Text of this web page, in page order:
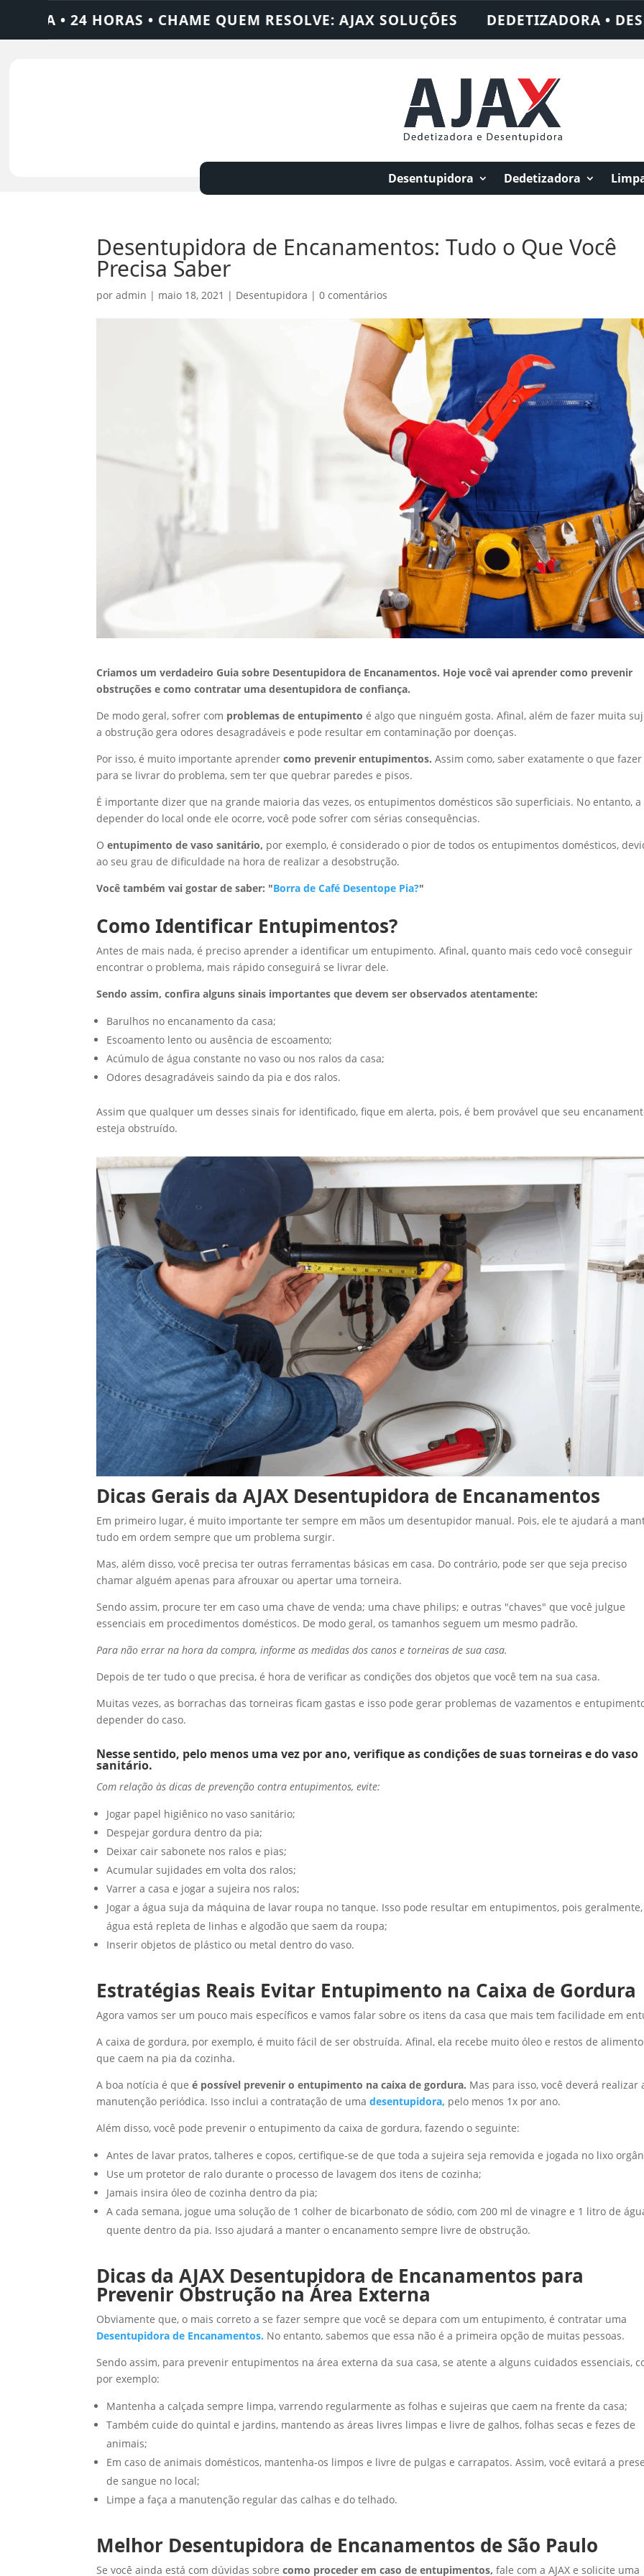
• CHAME QUEM RESOLVE: AJAX SOLUÇÕES DEDETIZADORA •
Desentupidora Dedetizadora
Desentupidora de Encanamentos: Tudo o Que Você
Precisa Saber
poradmin | maio 18, 2021 | Desentupidora |0 comentários
Criamos um verdadeiro Guia sobre Desentupidora de Encanamentos. Hoje você vai aprender como prevenir
obstruções e como contratar uma desentupidora de confiança.
De modo geral, sofrer com problemas de entupimento é algo que ninguém gosta. Afinal, além de fazer muita
a obstrução gera odores desagradáveis e pode resultar em contaminação por doenças.
Por isso, é muito importante aprendercomo prevenir entupimentos. Assim como, saber exatamente o que fazer
para se livrar do problema, sem ter que quebrar paredes e pisos.
É importante dizer que na grande maioria das vezes, os entupimentos domésticos são superficiais. No entanto, a
depender do local onde ele ocorre, você pode sofrer com sérias consequências.
Oentupimento de vaso sanitário, por exemplo, é considerado o pior de todos os entupimentos domésticos,
ao seu grau de dificuldade na hora de realizar a desobstrução.
Você também vai gostar de saber: "Borra de Café Desentope Pia?"
Como Identificar Entupimentos?
Antes de mais nada, é preciso aprender a identificar um entupimento. Afinal, quanto mais cedo você conseguir
encontrar o problema, mais rápido conseguirá se livrar dele.
Sendo assim, confira alguns sinais importantes que devem ser observados atentamente:
Barulhos no encanamento da casa;
Escoamento lento ou ausência de escoamento;
Acúmulo de água constante no vaso ou nos ralos da casa;
Odores desagradáveis saindo da pia e dos ralos.
Assim que qualquer um desses sinais for identificado, fique em alerta, pois, é bem provável que seu
esteja obstruído.
Dicas Gerais da AJAX Desentupidora de Encanamentos
Em primeiro lugar, é muito importante ter sempre em mãos um desentupidor manual. Pois, ele te ajudará a
tudo em ordem sempre que um problema surgir.
Mas, além disso, você precisa ter outras ferramentas básicas em casa. Do contrário, pode ser que seja preciso
chamar alguém apenas para afrouxar ou apertar uma torneira.
Sendo assim, procure ter em caso uma chave de venda; uma chave philips; e outras "chaves" que você julgue
essenciais em procedimentos domésticos. De modo geral, os tamanhos seguem um mesmo padrão.
Para não errar na hora da compra, informe as medidas dos canos e torneiras de sua casa.
Depois de ter tudo o que precisa, é hora de verificar as condições dos objetos que você tem na sua casa.
Muitas vezes, as borrachas das torneiras ficam gastas e isso pode gerar problemas de vazamentos e
depender do caso.
Nesse sentido, pelo menos uma vez por ano, verifique as condições de suas torneiras e do vaso
sanitário.
Com relação às dicas de prevenção contra entupimentos, evite:
Jogar papel higiênico no vaso sanitário;
Despejar gordura dentro da pia;
Deixar cair sabonete nos ralos e pias;
Acumular sujidades em volta dos ralos;
Varrer a casa e jogar a sujeira nos ralos;
Jogar a água suja da máquina de lavar roupa no tanque. Isso pode resultar em entupimentos, pois
água está repleta de linhas e algodão que saem da roupa;
Inserir objetos de plástico ou metal dentro do vaso.
Estratégias Reais Evitar Entupimento na Caixa de Gordura
Agora vamos ser um pouco mais específicos e vamos falar sobre os itens da casa que mais tem facilidade em
A caixa de gordura, por exemplo, é muito fácil de ser obstruída. Afinal, ela recebe muito óleo e restos de
que caem na pia da cozinha.
A boa notícia é que é possível prevenir o entupimento na caixa de gordura. Mas para isso, você deverá realizar
manutenção periódica. Isso inclui a contratação de umadesentupidora, pelo menos 1x por ano.
Além disso, você pode prevenir o entupimento da caixa de gordura, fazendo o seguinte:
Antes de lavar pratos, talheres e copos, certifique-se de que toda a sujeira seja removida e jogada no lixo
Use um protetor de ralo durante o processo de lavagem dos itens de cozinha;
Jamais insira óleo de cozinha dentro da pia;
A cada semana, jogue uma solução de 1 colher de bicarbonato de sódio, com 200 ml de vinagre e 1 litro de
quente dentro da pia. Isso ajudará a manter o encanamento sempre livre de obstrução.
Dicas da AJAX Desentupidora de Encanamentos para
Prevenir Obstrução na Área Externa
Obviamente que, o mais correto a se fazer sempre que você se depara com um entupimento, é contratar uma
Desentupidora de Encanamentos. No entanto, sabemos que essa não é a primeira opção de muitas pessoas.
Sendo assim, para prevenir entupimentos na área externa da sua casa, se atente a alguns cuidados essenciais,
por exemplo:
Mantenha a calçada sempre limpa, varrendo regularmente as folhas e sujeiras que caem na frente da casa;
Também cuide do quintal e jardins, mantendo as áreas livres limpas e livre de galhos, folhas secas e fezes de
animais;
Em caso de animais domésticos, mantenha-os limpos e livre de pulgas e carrapatos. Assim, você evitará a
de sangue no local;
Limpe a faça a manutenção regular das calhas e do telhado.
Melhor Desentupidora de Encanamentos de São Paulo
Se você ainda está com dúvidas sobrecomo proceder em caso de entupimentos, fale com a AJAX e solicite uma